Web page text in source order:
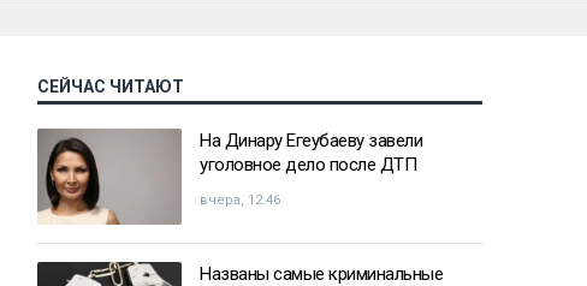
СЕЙЧАС ЧИТАЮТ
На Динару Егеубаеву завели
уголовное дело после ДТП
вчера, 12:46
Названы самые криминальные